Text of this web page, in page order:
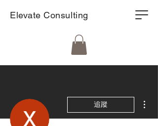
Elevate Consulting
追蹤